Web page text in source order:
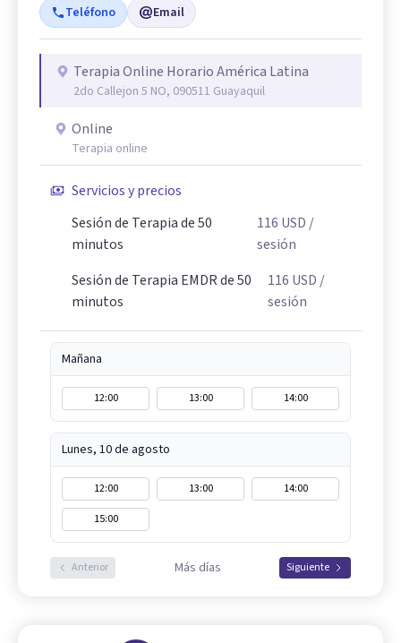
Teléfono Email
Terapia Online Horario América Latina
2do Callejon 5 NO, 090511 Guayaquil
Online
Terapia online
Servicios y precios
Sesión de Terapia de 50
minutos
116 USD /
sesión
Sesión de Terapia EMDR de 50
minutos
116 USD /
sesión
Mañana
12:00 13:00 14:00
Lunes, 10 de agosto
12:00 13:00
14:00
15:00
Anterior Más días Siguiente